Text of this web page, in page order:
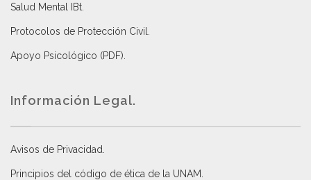
Salud Mental IBt
Protocolos de Protección Civil
Apoyo Psicológico (PDF)
Información Legal.
Avisos de Privacidad
Principios del código de ética de la UNAM